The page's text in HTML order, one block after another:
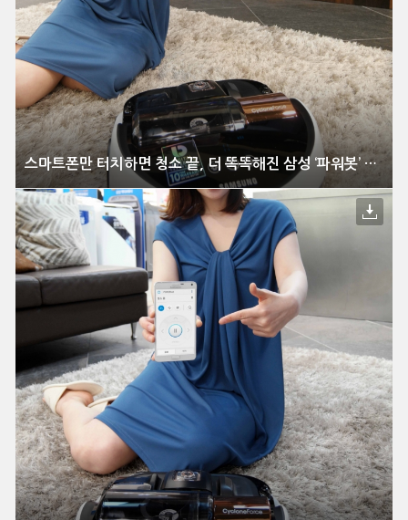
스마트폰만 터치하면 청소 끝, 더 똑똑해진 삼성 ‘파워봇’ 신모델 출시